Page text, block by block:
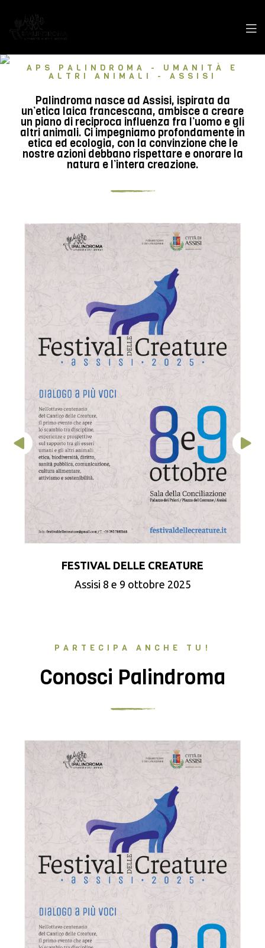
APS PALINDROMA - UMANITÀ E
ALTRI ANIMALI - ASSISI
Palindroma nasce ad Assisi, ispirata da
un’etica laica francescana, ambisce a creare
un piano di reciproca influenza fra l’uomo e gli
altri animali. Ci impegniamo profondamente in
etica ed ecologia, con la convinzione che le
nostre azioni debbano rispettare e onorare la
natura e l’intera creazione.
FESTIVAL DELLE CREATURE
Assisi 8 e 9 ottobre 2025
PARTECIPA ANCHE TU!
Conosci Palindroma